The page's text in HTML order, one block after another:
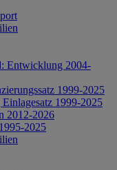
Entwicklung 2004-
1999-2025
1999-2025
2012-2026
2025